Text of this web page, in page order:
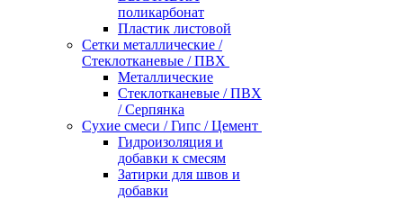
поликарбонат
Пластик листовой
Сетки металлические /
Стеклотканевые / ПВХ
Металлические
Стеклотканевые / ПВХ
/ Серпянка
Сухие смеси / Гипс / Цемент
Гидроизоляция и
добавки к смесям
Затирки для швов и
добавки